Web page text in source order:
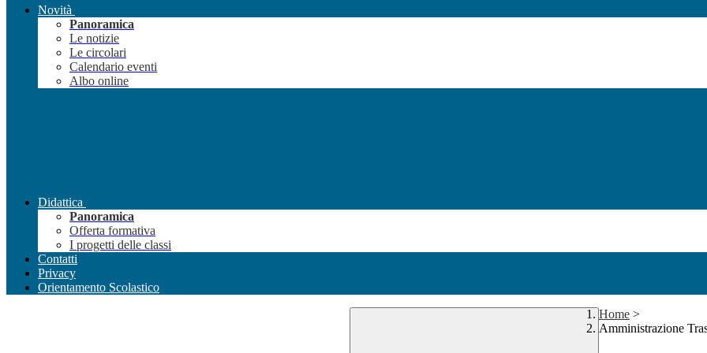
Novità
Panoramica
Le notizie
Le circolari
Calendario eventi
Albo online
Didattica
Panoramica
Offerta formativa
I progetti delle classi
Contatti
Privacy
Orientamento Scolastico
Home >
Amministrazione